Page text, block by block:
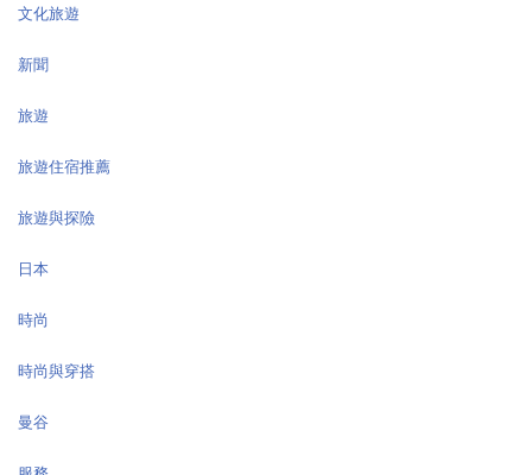
文化旅遊
新聞
旅遊
旅遊住宿推薦
旅遊與探險
日本
時尚
時尚與穿搭
曼谷